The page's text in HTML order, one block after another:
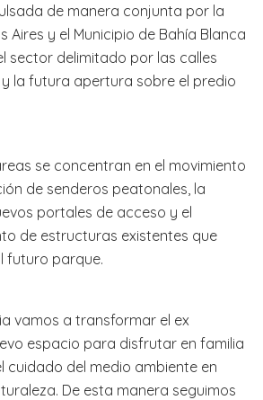
de manera conjunta por la
Aires y el Municipio de Bahía Blanca
sector delimitado por las calles
y la futura apertura sobre el predio
se concentran en el movimiento
de senderos peatonales, la
portales de acceso y el
de estructuras existentes que
futuro parque.
vamos a transformar el ex
espacio para disfrutar en familia
cuidado del medio ambiente en
De esta manera seguimos